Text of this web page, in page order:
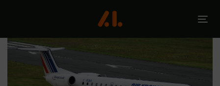
navigation